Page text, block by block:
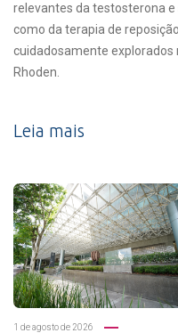
relevantes da testosterona
como da terapia de
cuidadosamente explorados
Rhoden.
Leia mais
1 de agosto de 2026